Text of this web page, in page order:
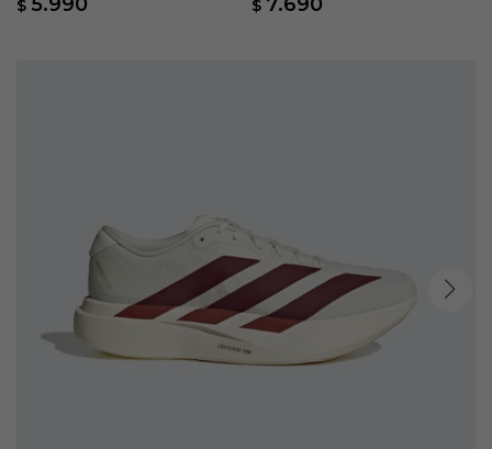
$ $